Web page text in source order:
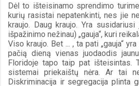
Dėl to išteisinamo sprendimo
kurių rasistai nepatenkinti, nes jie
kraujo. Daug kraujo. Yra
išpažinimo nežinau) „gauja“, kuri
Viso kraujo. Bet ... , ta pati „gauja“
pačią dieną vienas juodaodis
Floridoje tapo taip pat išteisintas.
sistemai priekaištų nėra. Ar tai
Diskriminacija ir segregacija plinta